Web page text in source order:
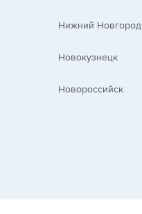
Нижний Новгород
Новокузнецк
Новороссийск